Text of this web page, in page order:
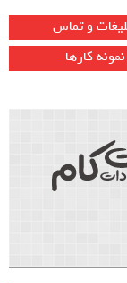
و تماس
نمونه کارها